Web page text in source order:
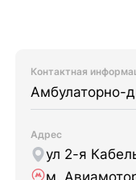
Контактная
Амбулаторно-
Адрес
ул 2-я
м.